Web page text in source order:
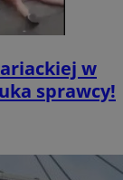
w
sprawcy!